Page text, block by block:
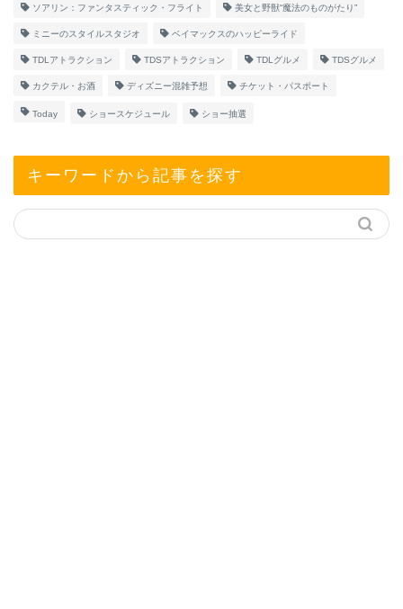
ソアリン：ファンタスティック・フライト 美女と野獣“魔法のものがたり”
ミニーのスタイルスタジオ ベイマックスのハッピーライド
TDLアトラクション TDSアトラクション TDLグルメ TDSグルメ
カクテル・お酒 ディズニー混雑予想 チケット・パスポート
Today ショースケジュール ショー抽選
キーワードから記事を探す